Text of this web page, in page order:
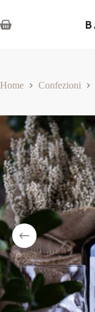
Home Confezioni